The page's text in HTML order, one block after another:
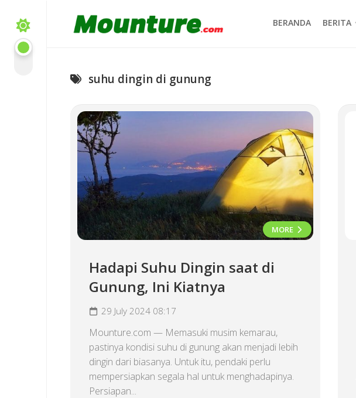
content
BERANDA BERITA
suhu dingin di gunung
MORE
Hadapi Suhu Dingin saat di
Gunung, Ini Kiatnya
29 July 2024 08:17
Mounture.com — Memasuki musim kemarau,
pastinya kondisi suhu di gunung akan menjadi lebih
dingin dari biasanya. Untuk itu, pendaki perlu
mempersiapkan segala hal untuk menghadapinya.
Persiapan...